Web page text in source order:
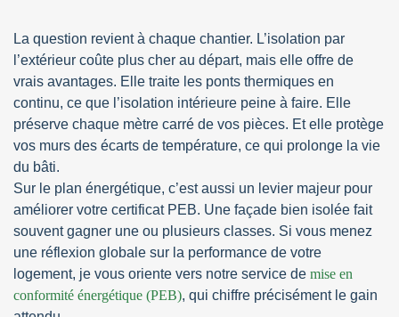
La question revient à chaque chantier. L’isolation par
l’extérieur coûte plus cher au départ, mais elle offre de
vrais avantages. Elle traite les ponts thermiques en
continu, ce que l’isolation intérieure peine à faire. Elle
préserve chaque mètre carré de vos pièces. Et elle protège
vos murs des écarts de température, ce qui prolonge la vie
du bâti.
Sur le plan énergétique, c’est aussi un levier majeur pour
améliorer votre certificat PEB. Une façade bien isolée fait
souvent gagner une ou plusieurs classes. Si vous menez
une réflexion globale sur la performance de votre
logement, je vous oriente vers notre service de mise en
conformité énergétique (PEB), qui chiffre précisément le gain